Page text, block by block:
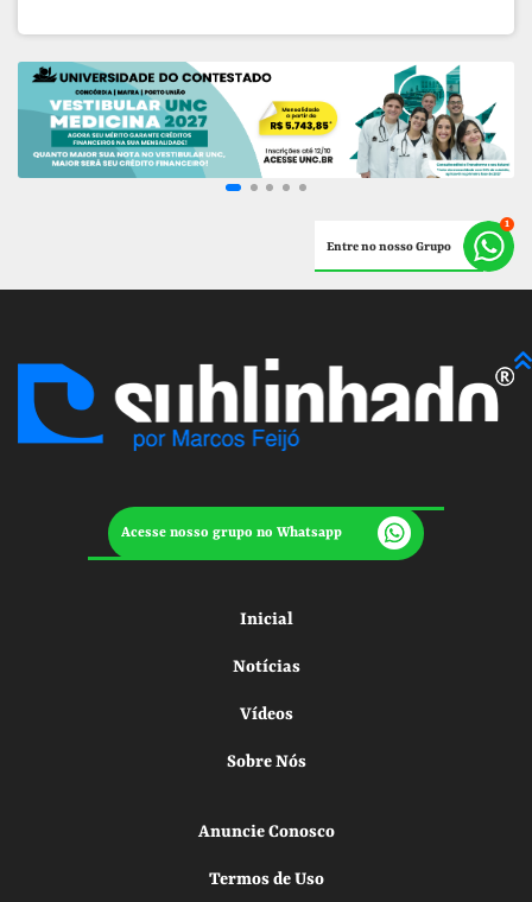
Entre no nosso Grupo
Acesse nosso grupo no Whatsapp
Inicial
Notícias
Vídeos
Sobre Nós
Anuncie Conosco
Termos de Uso